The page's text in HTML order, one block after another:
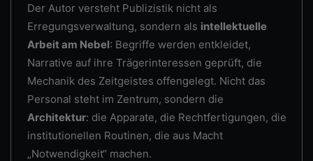
Der Autor versteht Publizistik nicht als
Erregungsverwaltung, sondern als intellektuelle
Arbeit am Nebel: Begriffe werden entkleidet,
Narrative auf ihre Trägerinteressen geprüft, die
Mechanik des Zeitgeistes offengelegt. Nicht das
Personal steht im Zentrum, sondern die
Architektur: die Apparate, die Rechtfertigungen, die
institutionellen Routinen, die aus Macht
„Notwendigkeit“ machen.